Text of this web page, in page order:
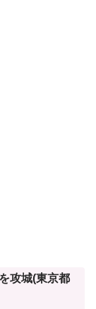
攻城(東京都